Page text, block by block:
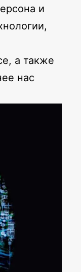
и
а также
нас